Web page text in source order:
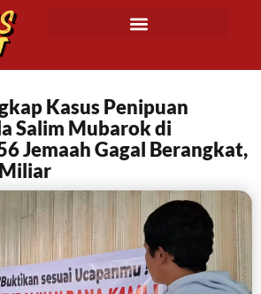
Kasus Penipuan
Salim Mubarok di
Jemaah Gagal Berangkat,